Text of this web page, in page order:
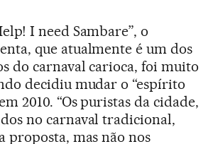
I need Sambare”, o
que atualmente é um dos
do carnaval carioca, foi muito
decidiu mudar o “espírito
2010. “Os puristas da cidade,
no carnaval tradicional,
proposta, mas não nos